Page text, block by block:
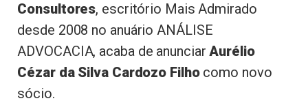
Consultores, escritório Mais Admirado
desde 2008 no anuário ANÁLISE
ADVOCACIA, acaba de anunciar Aurélio
Cézar da Silva Cardozo Filhocomo novo
sócio.